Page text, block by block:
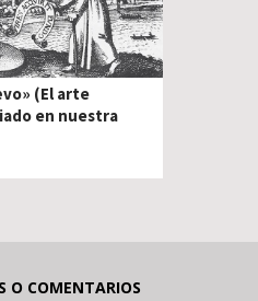
(El arte
en nuestra
O COMENTARIOS